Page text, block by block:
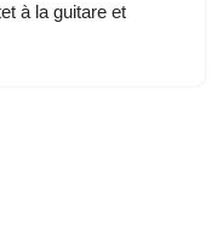
à la guitare et